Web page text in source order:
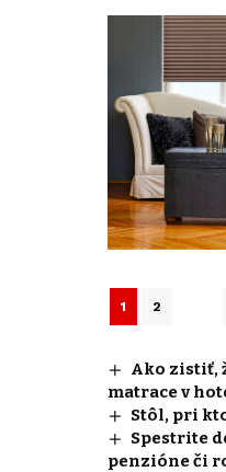
1 2
Ako zistiť,
matrace v
Stôl, pri
Spestrite
penzióne či